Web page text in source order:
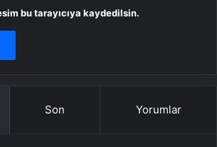
bu tarayıcıya kaydedilsin.
Son Yorumlar